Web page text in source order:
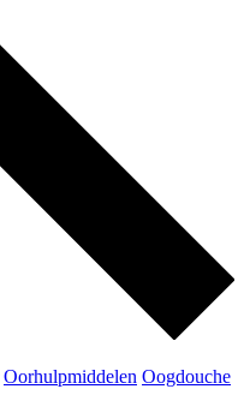
Oorhulpmiddelen Oogdouche